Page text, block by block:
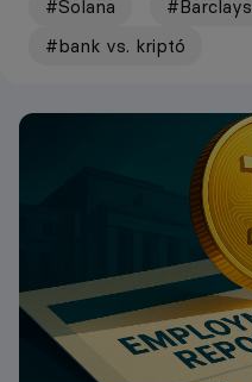
#Solana
#Barclays
#bank vs. kriptó